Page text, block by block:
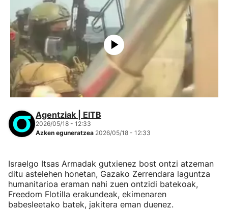
Agentziak | EITB
2026/05/18 - 12:33
Azken eguneratzea 2026/05/18 - 12:33
Israelgo Itsas Armadak gutxienez bost ontzi atzeman
ditu astelehen honetan, Gazako Zerrendara laguntza
humanitarioa eraman nahi zuen ontzidi batekoak,
Freedom Flotilla erakundeak, ekimenaren
babesleetako batek, jakitera eman duenez.